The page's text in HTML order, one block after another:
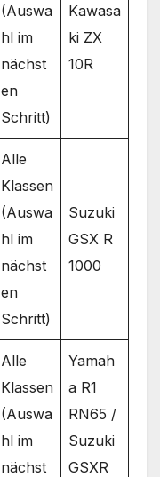
(Auswa
hl im
nächst
en
Schritt)
Kawasa
ki ZX
10R
Alle
Klassen
(Auswa
hl im
nächst
en
Schritt)
Suzuki
GSX R
1000
Alle
Klassen
(Auswa
hl im
nächst
Yamah
a R1
RN65 /
Suzuki
GSXR